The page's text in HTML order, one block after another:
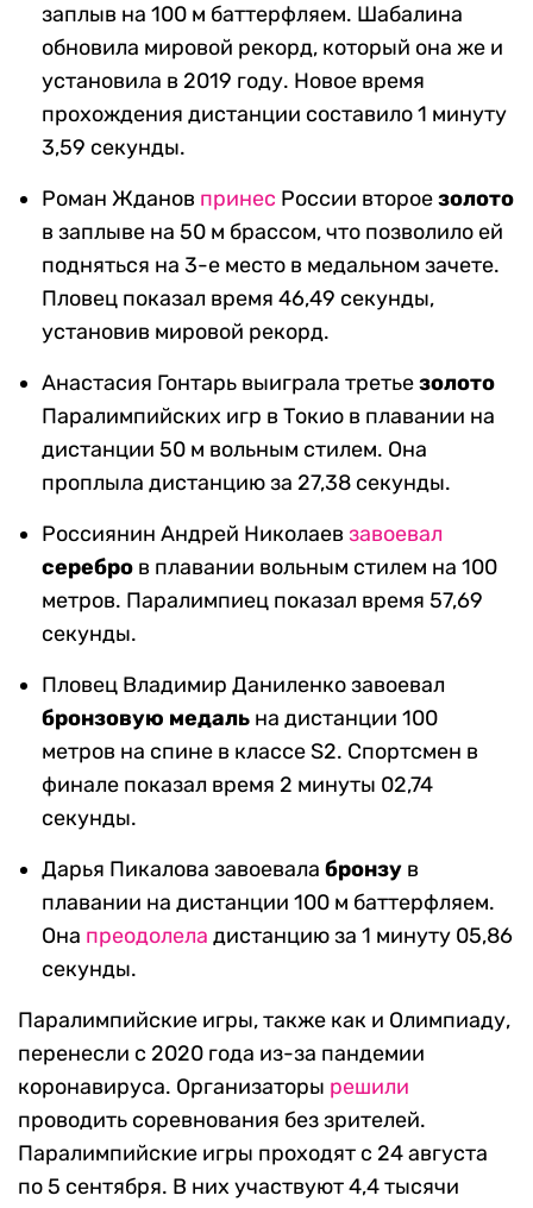
заплыв на 100 м баттерфляем. Шабалина
обновила мировой рекорд, который она же и
установила в 2019 году. Новое время
прохождения дистанции составило 1 минуту
3,59 секунды.
Роман Жданов принес России второезолото
в заплыве на 50 м брассом, что позволило ей
подняться на 3-е место в медальном зачете.
Пловец показал время 46,49 секунды,
установив мировой рекорд.
Анастасия Гонтарь выиграла третьезолото
Паралимпийских игр в Токио в плавании на
дистанции 50 м вольным стилем. Она
проплыла дистанцию за 27,38 секунды.
Россиянин Андрей Николаев завоевал
серебро в плавании вольным стилем на 100
метров. Паралимпиец показал время 57,69
секунды.
Пловец Владимир Даниленко завоевал
бронзовую медаль на дистанции 100
метров на спине в классе S2. Спортсмен в
финале показал время 2 минуты 02,74
секунды.
Дарья Пикалова завоевала бронзу в
плавании на дистанции 100 м баттерфляем.
Она преодолела дистанцию за 1 минуту 05,86
секунды.
Паралимпийские игры, также как и Олимпиаду,
перенесли с 2020 года из-за пандемии
коронавируса. Организаторы решили
проводить соревнования без зрителей.
Паралимпийские игры проходят с 24 августа
по 5 сентября. В них участвуют 4,4 тысячи